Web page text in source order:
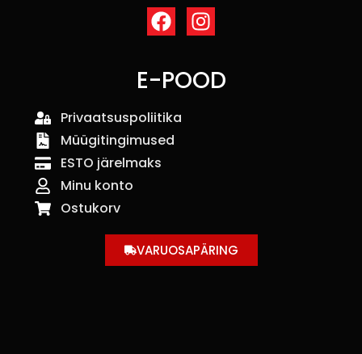
E-POOD
Privaatsuspoliitika
Müügitingimused
ESTO järelmaks
Minu konto
Ostukorv
VARUOSAPÄRING